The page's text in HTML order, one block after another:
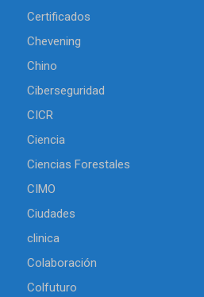
Certificados
Chevening
Chino
Ciberseguridad
CICR
Ciencia
Ciencias Forestales
CIMO
Ciudades
clinica
Colaboración
Colfuturo